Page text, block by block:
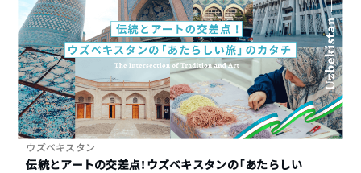
ウズベキスタン
伝統とアートの交差点！ウズベキスタンの「あたらしい